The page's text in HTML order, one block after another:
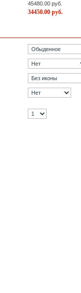
45480.00 руб.
34450.00 руб.